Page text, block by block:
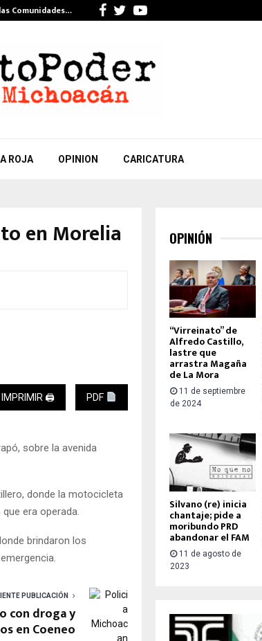
Comunidades… Facebook
TwitterYoutube
ROJA OPINION CARICATURA
en Morelia
IMPRIMIR 🖨 PDF
sobre la avenida
donde la motocicleta
era operada.
brindaron los
PUBLICACIÓN
con droga y
en Coeneo
OPINIÓN
“Virreinato” de
Alfredo Castillo,
lastre que
arrastra Magaña
de La Mora
11 de septiembre
de 2024
Silvano (re) inicia
chantaje; pide a
moribundo PRD
abandonar el FAM
11 de agosto de
2023